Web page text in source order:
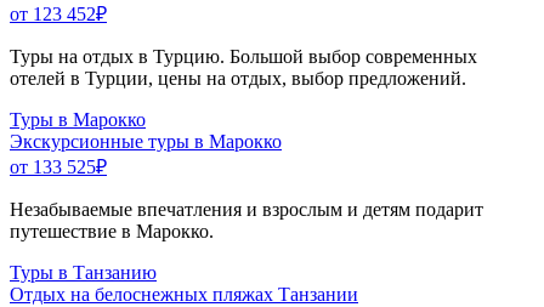
от 123 452₽
Туры на отдых в Турцию. Большой выбор современных
отелей в Турции, цены на отдых, выбор предложений.
Туры в Марокко
Экскурсионные туры в Марокко
от 133 525₽
Незабываемые впечатления и взрослым и детям подарит
путешествие в Марокко.
Туры в Танзанию
Отдых на белоснежных пляжах Танзании